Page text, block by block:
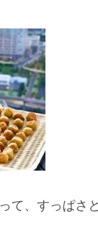
て、すっぱさ